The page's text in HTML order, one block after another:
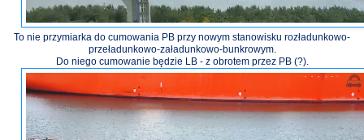
To nie przymiarka do cumowania PB przy nowym stanowisku rozładunkowo-
przeładunkowo-załadunkowo-bunkrowym.
Do niego cumowanie będzie LB - z obrotem przez PB (?).